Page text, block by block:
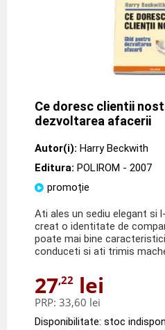
Ce doresc clientii
dezvoltarea afacerii
Autor(i): Harry Beckwith
Editura: POLIROM - 2007
promoție
Ati ales un sediu elegant si
creat o identitate de
poate mai bine
conduceti si ati trimis
27,22 lei
PRP: 33,60 lei
Disponibilitate: stoc